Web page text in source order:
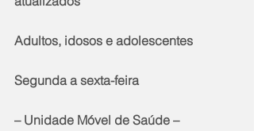
Adultos, idosos e adolescentes
Segunda a sexta-feira
– Unidade Móvel de Saúde –